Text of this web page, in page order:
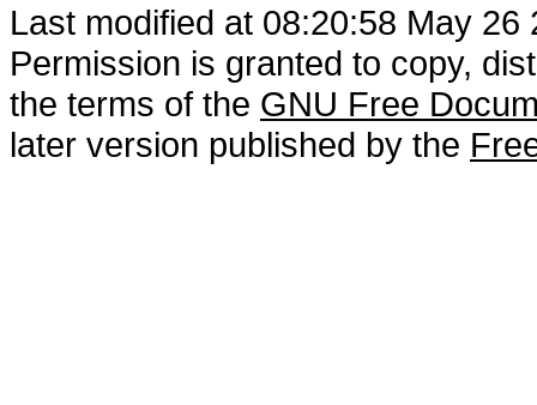
Last modified at 08:20:58 May 26
Permission is granted to copy,
the terms of the GNU Free
later version published by the